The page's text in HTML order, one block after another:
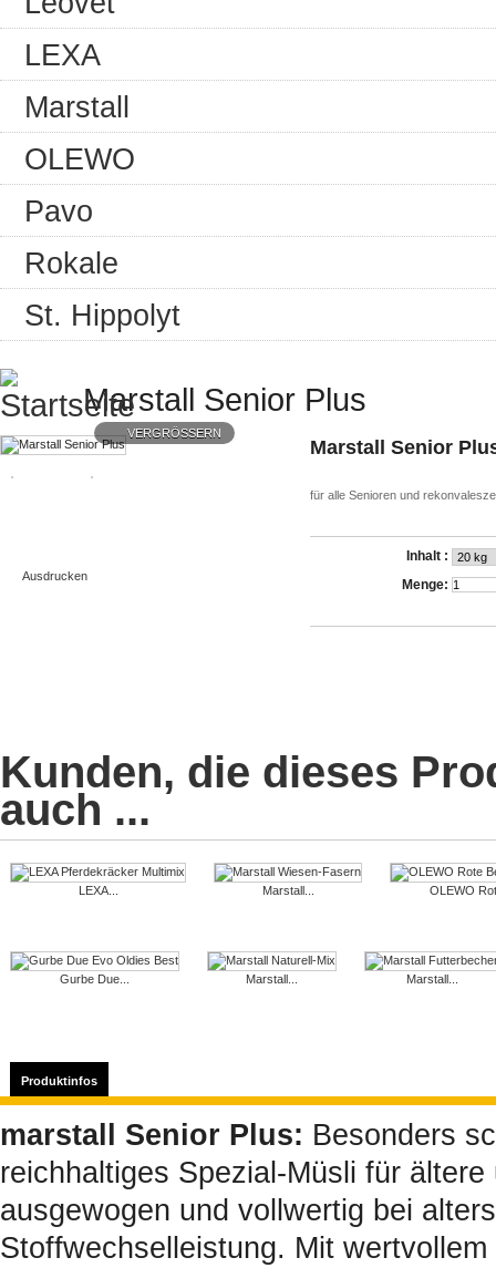
LEXA
Marstall
OLEWO
Pavo
Rokale
St. Hippolyt
Marstall Senior Plus
VERGRÖSSERN
Ausdrucken
Marstall Senior
für alle Senioren und
Inhalt :
Menge:
Kunden, die dieses
auch ...
LEXA... Marstall... OLEWO
Gurbe Due... Marstall... Marstall...
Produktinfos
marstall Senior Plus: Besonders
reichhaltiges Spezial-Müsli für
ausgewogen und vollwertig bei
Stoffwechselleistung. Mit